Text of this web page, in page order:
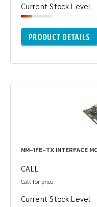
Current Stock Level
PRODUCT DETAILS
NM-1FE-TX INTERFACE
CALL
Call for price
Current Stock Level